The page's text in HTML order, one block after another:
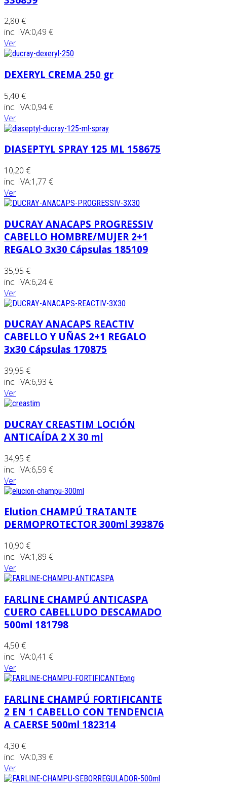
2,80 €
inc. IVA:0,49 €
Ver
DEXERYL CREMA 250 gr
5,40 €
inc. IVA:0,94 €
Ver
DIASEPTYL SPRAY 125 ML 158675
10,20 €
inc. IVA:1,77 €
Ver
DUCRAY ANACAPS PROGRESSIV
CABELLO HOMBRE/MUJER 2+1
REGALO 3x30 Cápsulas 185109
35,95 €
inc. IVA:6,24 €
Ver
DUCRAY ANACAPS REACTIV
CABELLO Y UÑAS 2+1 REGALO
3x30 Cápsulas 170875
39,95 €
inc. IVA:6,93 €
Ver
DUCRAY CREASTIM LOCIÓN
ANTICAÍDA 2 X 30 ml
34,95 €
inc. IVA:6,59 €
Ver
Elution CHAMPÚ TRATANTE
DERMOPROTECTOR 300ml 393876
10,90 €
inc. IVA:1,89 €
Ver
FARLINE CHAMPÚ ANTICASPA
CUERO CABELLUDO DESCAMADO
500ml 181798
4,50 €
inc. IVA:0,41 €
Ver
FARLINE CHAMPÚ FORTIFICANTE
2 EN 1 CABELLO CON TENDENCIA
A CAERSE 500ml 182314
4,30 €
inc. IVA:0,39 €
Ver